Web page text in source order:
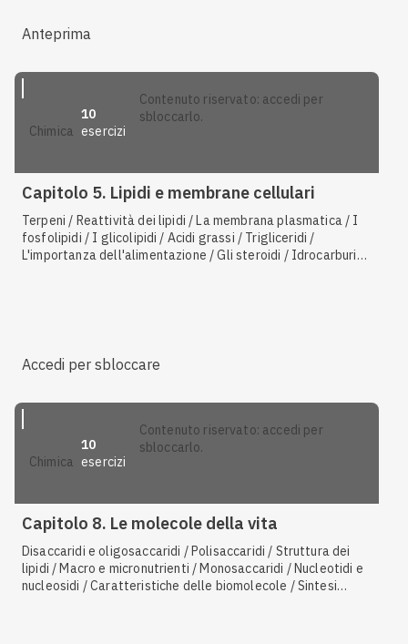
Anteprima
chimica
10
esercizi
contenuto riservato: accedi per
sbloccarlo.
Capitolo 5. Lipidi e membrane cellulari
Terpeni / Reattività dei lipidi / La membrana plasmatica / I
fosfolipidi / I glicolipidi / Acidi grassi / Trigliceridi /
L'importanza dell'alimentazione / Gli steroidi / Idrocarburi
Accedi per sbloccare
chimica
10
esercizi
contenuto riservato: accedi per
sbloccarlo.
Capitolo 8. Le molecole della vita
Disaccaridi e oligosaccaridi / Polisaccaridi / Struttura dei
lipidi / Macro e micronutrienti / Monosaccaridi / Nucleotidi e
nucleosidi / Caratteristiche delle biomolecole / Sintesi